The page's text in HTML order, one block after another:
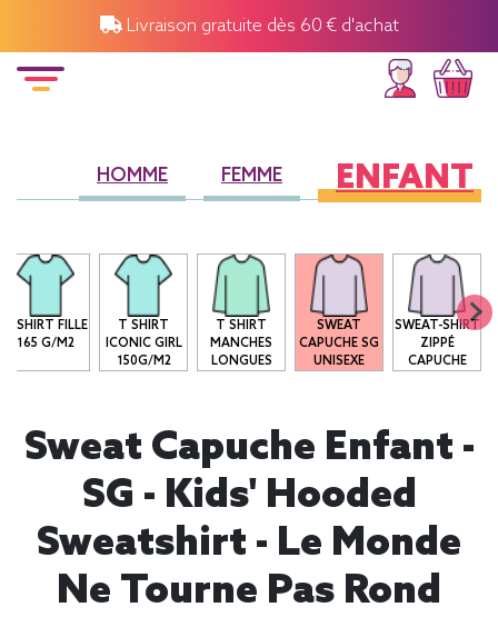
Livraison gratuite dès 60 € d'achat
HOMME FEMME ENFANT
T-SHIRT FILLE
165 G/M2
T SHIRT
ICONIC GIRL
150G/M2
T SHIRT
MANCHES
LONGUES
SWEAT
CAPUCHE SG
UNISEXE
SWEAT-SHIRT
ZIPPÉ
CAPUCHE
Sweat Capuche Enfant -
SG - Kids' Hooded
Sweatshirt - Le Monde
Ne Tourne Pas Rond